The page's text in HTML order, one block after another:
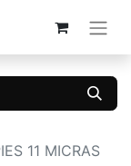
11 MICRAS